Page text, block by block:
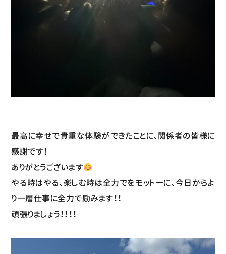
最高に幸せで貴重な体験ができたことに、関係者の皆様に
感謝です！
ありがとうございます
やる時はやる、楽しむ時は全力でをモットーに、今日からよ
り一層仕事に全力で励みます！！
頑張りましょう！！！！